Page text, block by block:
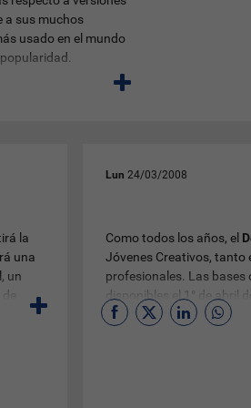
a sus muchos
usado en el mundo
la
una
un
todas
Lun 24/03/2008
Como todos los años, el
Jóvenes Creativos, tanto
profesionales. Las
disponibles el 1° de abril